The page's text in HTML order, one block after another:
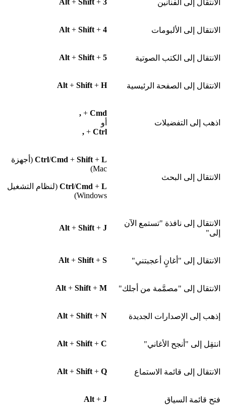
الانتقال إلى الفنانين Alt + Shift + 3
الانتقال إلى الألبومات Alt + Shift + 4
الانتقال إلى الكتب الصوتية Alt + Shift + 5
الانتقال إلى الصفحة الرئيسية Alt + Shift + H
اذهب إلى التفضيلات
Cmd
+
,
أو
Ctrl
+
,
الانتقال إلى البحث
Ctrl/Cmd + Shift + L
(أجهزة
Mac)
Ctrl/Cmd + L
(لنظام التشغيل
Windows)
الانتقال إلى نافذة "تستمع الآن
إلى"
Alt + Shift + J
الانتقال إلى "أغانٍ أعجبتني" Alt + Shift + S
الانتقال إلى "مصمَّمة من أجلك" Alt + Shift + M
إذهب إلى الإصدارات الجديدة Alt + Shift + N
انتقِل إلى "أنجح الأغاني" Alt + Shift + C
الانتقال إلى قائمة الاستماع Alt + Shift + Q
فتح قائمة السياق Alt + J